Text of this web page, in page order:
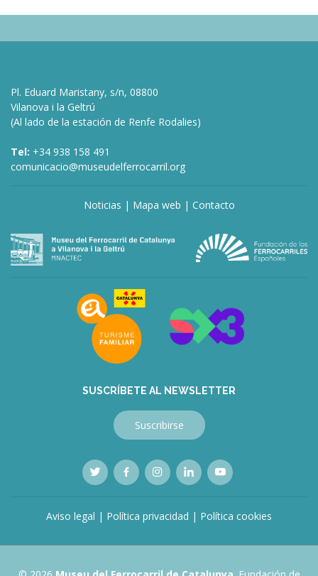
Pl. Eduard Maristany, s/n, 08800
Vilanova i la Geltrú
(Al lado de la estación de Renfe Rodalies)
Tel: +34 938 158 491
comunicacio@museudelferrocarril.org
Noticias | Mapa web | Contacto
SUSCRÍBETE AL NEWSLETTER
Suscribirse
Aviso legal | Política privacidad | Política cookies